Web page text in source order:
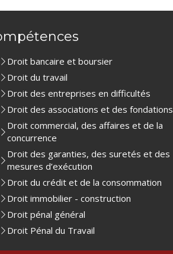
Droit bancaire et boursier
Droit du travail
Droit des entreprises en difficultés
Droit des associations et des fondations
Droit commercial, des affaires et de la
concurrence
Droit des garanties, des suretés et des
mesures d’exécution
Droit du crédit et de la consommation
Droit immobilier - construction
Droit pénal général
Droit Pénal du Travail